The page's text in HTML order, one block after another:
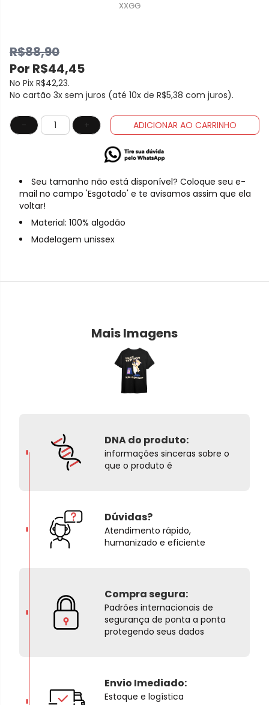
XXGG
R$88,90
Por R$44,45
No Pix R$42,23.
No cartão 3x sem juros (até 10x de R$5,38 com juros).
- + ADICIONAR AO CARRINHO
Seu tamanho não está disponível? Coloque seu e-
mail no campo 'Esgotado' e te avisamos assim que ela
voltar!
Material: 100% algodão
Modelagem unissex
Mais Imagens
DNA do produto:
informações sinceras sobre o
que o produto é
Dúvidas?
Atendimento rápido,
humanizado e eficiente
Compra segura:
Padrões internacionais de
segurança de ponta a ponta
protegendo seus dados
Envio Imediado:
Estoque e logística